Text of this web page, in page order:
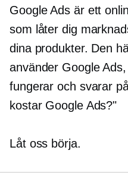
Google Ads är ett
som låter dig
dina produkter. Den
använder Google
fungerar och svarar
kostar Google Ads?"
Låt oss börja.